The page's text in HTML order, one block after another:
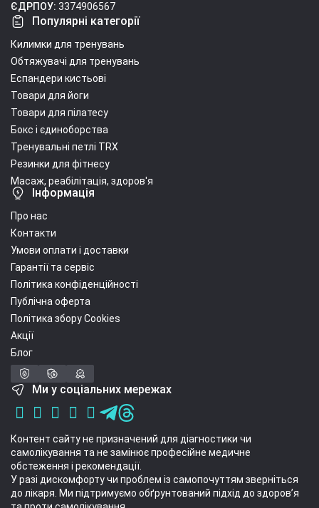
ЄДРПОУ: 3374906567
Популярні категорії
Килимки для тренувань
Обтяжувачі для тренувань
Еспандери кистьові
Товари для йоги
Товари для пілатесу
Бокс і єдиноборства
Тренувальні петлі TRX
Резинки для фітнесу
Масаж, реабілітація, здоров'я
Інформація
Про нас
Контакти
Умови оплати і доставки
Гарантії та сервіс
Політика конфіденційності
Публічна оферта
Політика збору Cookies
Акції
Блог
Ми у соціальних мережах
Контент сайту не призначений для діагностики чи
самолікування та не замінює професійне медичне
обстеження і рекомендації.
У разі дискомфорту чи проблем із самопочуттям зверніться
до лікаря. Ми підтримуємо обґрунтований підхід до здоров’я